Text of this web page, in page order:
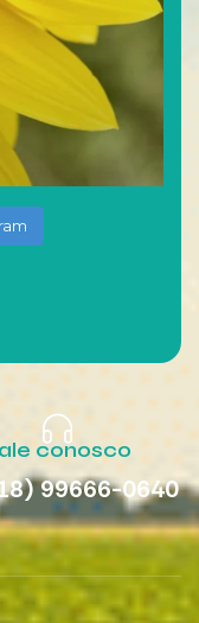
conosco
99666-0640